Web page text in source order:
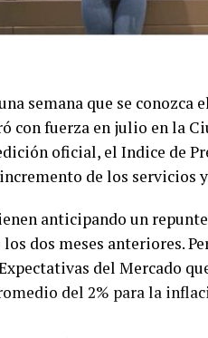
semana que se
con fuerza en julio en la
oficial, el Indice de
de los servicios
anticipando un
dos meses anteriores.
del Mercado
del 2% para la